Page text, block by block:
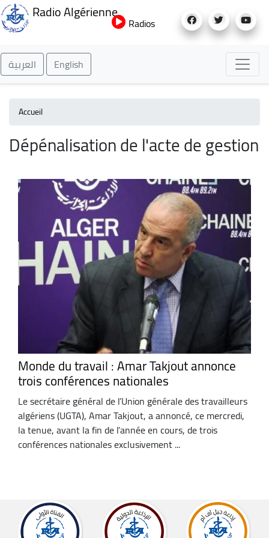
au
Radio Algérienne
Radios
العربية English
Accueil
Dépénalisation de l'acte de gestion
Monde du travail : Amar Takjout annonce
trois conférences nationales
Le secrétaire général de l’Union générale des travailleurs
algériens (UGTA), Amar Takjout, a annoncé, ce mercredi,
la tenue, avant la fin de l’année en cours, de trois
conférences nationales exclusivement ...